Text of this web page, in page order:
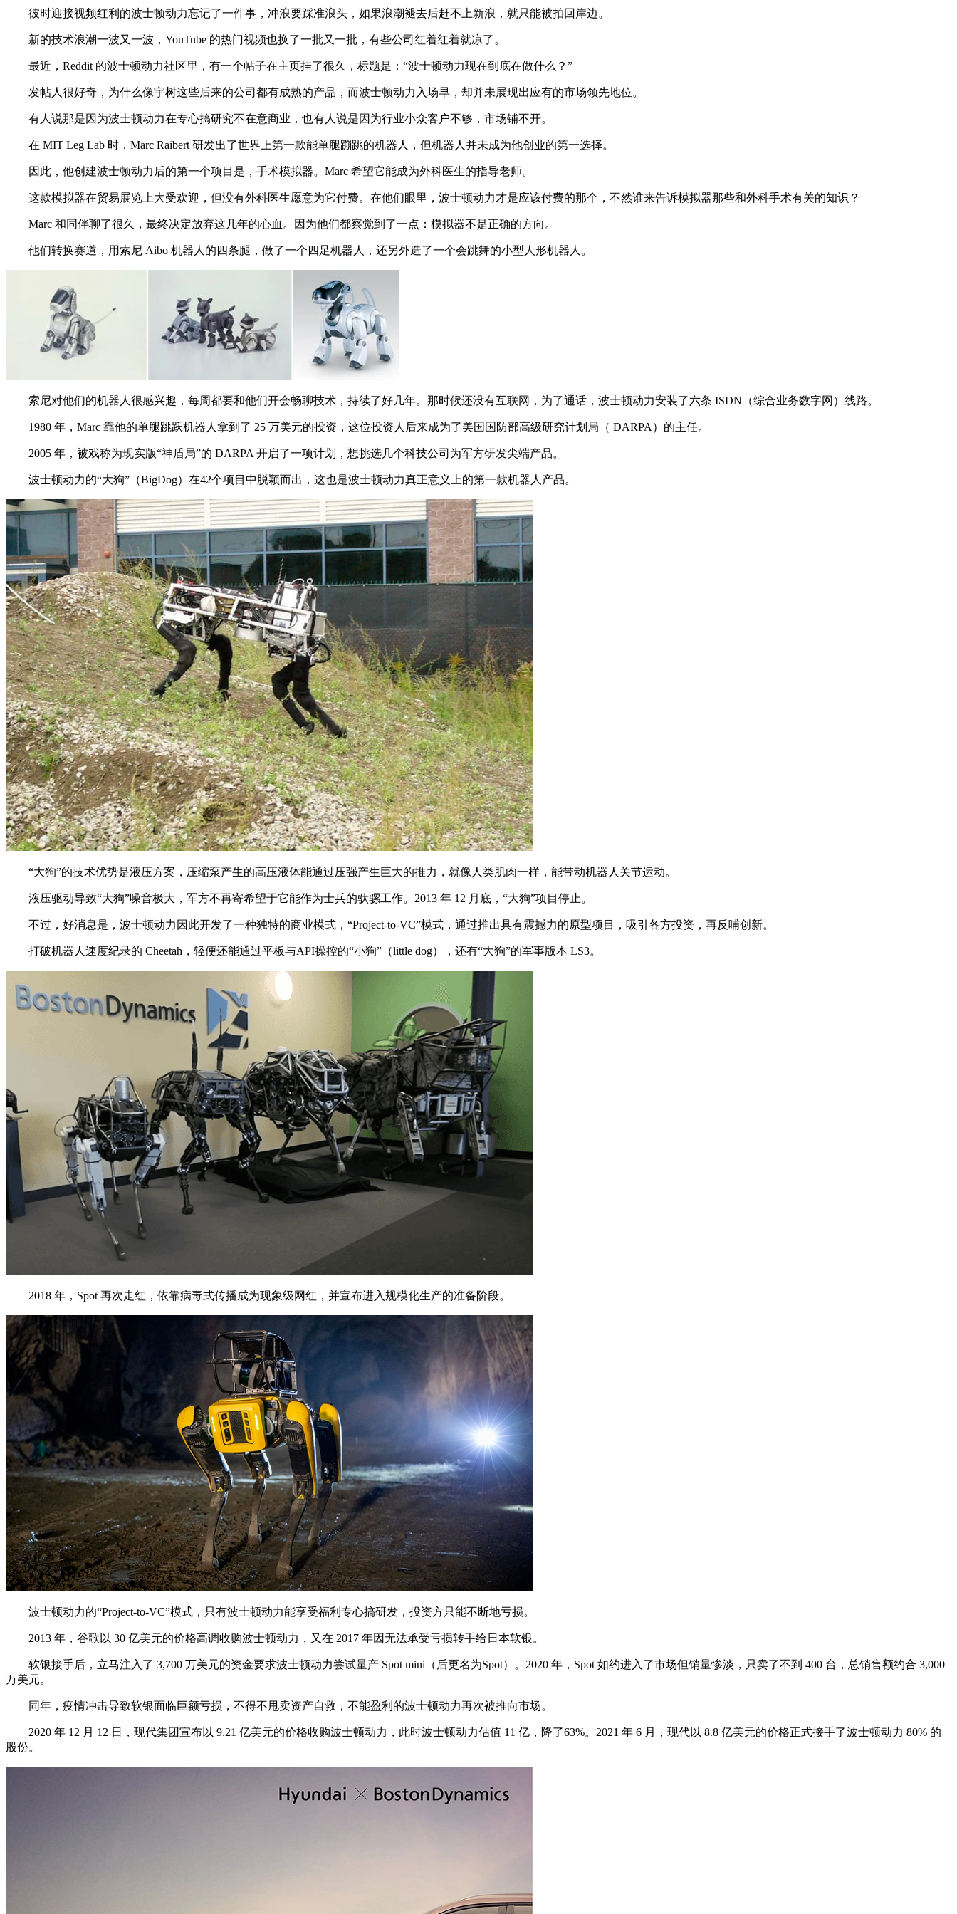
彼时迎接视频红利的波士顿动力忘记了一件事，冲浪要踩准浪头，如果浪潮褪去后赶不上新浪，就只能被拍回岸边。
新的技术浪潮一波又一波，YouTube 的热门视频也换了一批又一批，有些公司红着红着就凉了。
最近，Reddit 的波士顿动力社区里，有一个帖子在主页挂了很久，标题是：“波士顿动力现在到底在做什么？”
发帖人很好奇，为什么像宇树这些后来的公司都有成熟的产品，而波士顿动力入场早，却并未展现出应有的市场领先地位。
有人说那是因为波士顿动力在专心搞研究不在意商业，也有人说是因为行业小众客户不够，市场铺不开。
在 MIT Leg Lab 时，Marc Raibert 研发出了世界上第一款能单腿蹦跳的机器人，但机器人并未成为他创业的第一选择。
因此，他创建波士顿动力后的第一个项目是，手术模拟器。Marc 希望它能成为外科医生的指导老师。
这款模拟器在贸易展览上大受欢迎，但没有外科医生愿意为它付费。在他们眼里，波士顿动力才是应该付费的那个，不然谁来告诉模拟器那些和外科手术有关的知识？
Marc 和同伴聊了很久，最终决定放弃这几年的心血。因为他们都察觉到了一点：模拟器不是正确的方向。
他们转换赛道，用索尼 Aibo 机器人的四条腿，做了一个四足机器人，还另外造了一个会跳舞的小型人形机器人。
索尼对他们的机器人很感兴趣，每周都要和他们开会畅聊技术，持续了好几年。那时候还没有互联网，为了通话，波士顿动力安装了六条 ISDN（综合业务数字网）线路。
1980 年，Marc 靠他的单腿跳跃机器人拿到了 25 万美元的投资，这位投资人后来成为了美国国防部高级研究计划局（ DARPA）的主任。
2005 年，被戏称为现实版“神盾局”的 DARPA 开启了一项计划，想挑选几个科技公司为军方研发尖端产品。
波士顿动力的“大狗”（BigDog）在42个项目中脱颖而出，这也是波士顿动力真正意义上的第一款机器人产品。
“大狗”的技术优势是液压方案，压缩泵产生的高压液体能通过压强产生巨大的推力，就像人类肌肉一样，能带动机器人关节运动。
液压驱动导致“大狗”噪音极大，军方不再寄希望于它能作为士兵的驮骡工作。2013 年 12 月底，“大狗”项目停止。
不过，好消息是，波士顿动力因此开发了一种独特的商业模式，“Project-to-VC”模式，通过推出具有震撼力的原型项目，吸引各方投资，再反哺创新。
打破机器人速度纪录的 Cheetah，轻便还能通过平板与API操控的“小狗”（little dog），还有“大狗”的军事版本 LS3。
2018 年，Spot 再次走红，依靠病毒式传播成为现象级网红，并宣布进入规模化生产的准备阶段。
波士顿动力的“Project-to-VC”模式，只有波士顿动力能享受福利专心搞研发，投资方只能不断地亏损。
2013 年，谷歌以 30 亿美元的价格高调收购波士顿动力，又在 2017 年因无法承受亏损转手给日本软银。
软银接手后，立马注入了 3,700 万美元的资金要求波士顿动力尝试量产 Spot mini（后更名为Spot）。2020 年，Spot 如约进入了市场但销量惨淡，只卖了不到 400 台，总销售额约合 3,000
万美元。
同年，疫情冲击导致软银面临巨额亏损，不得不甩卖资产自救，不能盈利的波士顿动力再次被推向市场。
2020 年 12 月 12 日，现代集团宣布以 9.21 亿美元的价格收购波士顿动力，此时波士顿动力估值 11 亿，降了63%。2021 年 6 月，现代以 8.8 亿美元的价格正式接手了波士顿动力 80% 的
股份。